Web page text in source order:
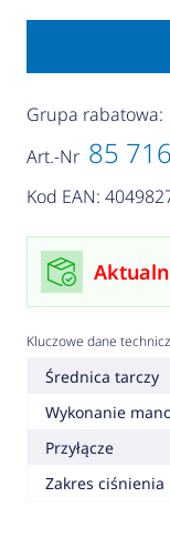
Art.-Nr 85
Kod EAN:
Grupa rabatowa:
Kluczowe dane
Średnica tarczy
Wykonanie
Przyłącze
Zakres ciśnienia